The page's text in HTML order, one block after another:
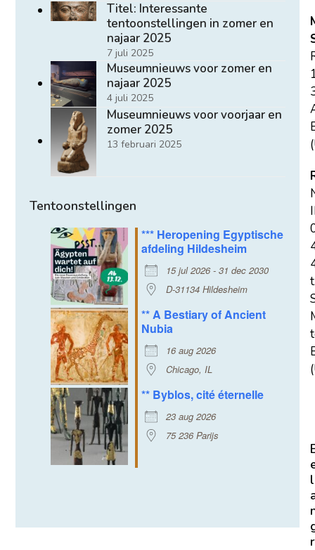
Titel: Interessante
tentoonstellingen in zomer en
najaar 2025
7 juli 2025
Museumnieuws voor zomer en
najaar 2025
4 juli 2025
Museumnieuws voor voorjaar en
zomer 2025
13 februari 2025
Tentoonstellingen
*** Heropening Egyptische
afdeling Hildesheim
15 jul 2026 - 31 dec 2030
D-31134 Hildesheim
** A Bestiary of Ancient
Nubia
16 aug 2026
Chicago, IL
** Byblos, cité éternelle
23 aug 2026
75 236 Parijs
l
r